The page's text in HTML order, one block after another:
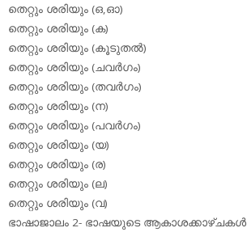
തെറ്റും ശരിയും (ഒ,ഓ)
തെറ്റും ശരിയും (ക)
തെറ്റും ശരിയും (കൂടുതല്‍)
തെറ്റും ശരിയും (ചവര്‍ഗം)
തെറ്റും ശരിയും (തവര്‍ഗം)
തെറ്റും ശരിയും (ന)
തെറ്റും ശരിയും (പവര്‍ഗം)
തെറ്റും ശരിയും (യ)
തെറ്റും ശരിയും (ര)
തെറ്റും ശരിയും (ല)
തെറ്റും ശരിയും (വ)
ഭാഷാജാലം 2- ഭാഷയുടെ ആകാശക്കാഴ്ചകള്‍